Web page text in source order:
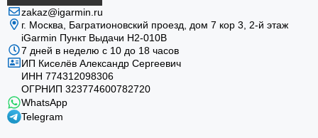
zakaz@igarmin.ru
г. Москва, Багратионовский проезд, дом 7 кор 3, 2-й этаж
iGarmin Пункт Выдачи Н2-010В
7 дней в неделю с 10 до 18 часов
ИП Киселёв Александр Сергеевич
ИНН 774312098306
ОГРНИП 323774600782720
WhatsApp
Telegram